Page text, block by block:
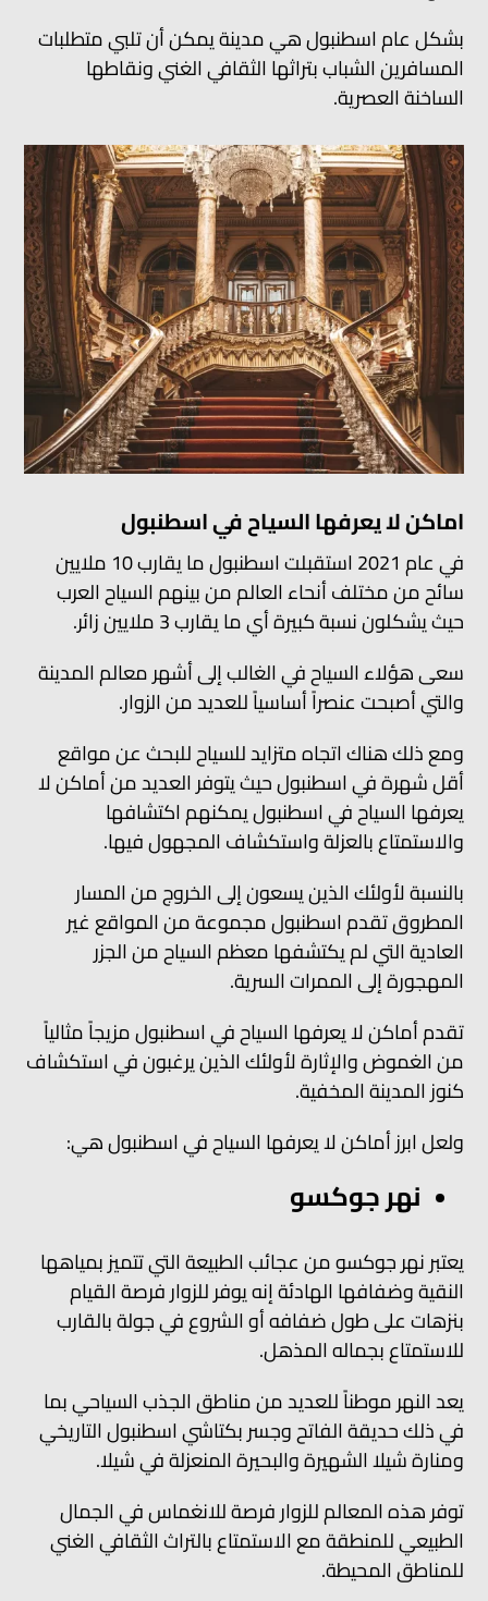
بشكل عام اسطنبول هي مدينة يمكن أن تلبي متطلبات
المسافرين الشباب بتراثها الثقافي الغني ونقاطها
الساخنة العصرية.
اماكن لا يعرفها السياح في اسطنبول
في عام 2021 استقبلت اسطنبول ما يقارب 10 ملايين
سائح من مختلف أنحاء العالم من بينهم السياح العرب
حيث يشكلون نسبة كبيرة أي ما يقارب 3 ملايين زائر.
سعى هؤلاء السياح في الغالب إلى أشهر معالم المدينة
والتي أصبحت عنصراً أساسياً للعديد من الزوار.
ومع ذلك هناك اتجاه متزايد للسياح للبحث عن مواقع
أقل شهرة في اسطنبول حيث يتوفر العديد من أماكن لا
يعرفها السياح في اسطنبول يمكنهم اكتشافها
والاستمتاع بالعزلة واستكشاف المجهول فيها.
بالنسبة لأولئك الذين يسعون إلى الخروج من المسار
المطروق تقدم اسطنبول مجموعة من المواقع غير
العادية التي لم يكتشفها معظم السياح من الجزر
المهجورة إلى الممرات السرية.
تقدم أماكن لا يعرفها السياح في اسطنبول مزيجاً مثالياً
من الغموض والإثارة لأولئك الذين يرغبون في استكشاف
كنوز المدينة المخفية.
ولعل ابرز أماكن لا يعرفها السياح في اسطنبول هي:
نهر جوكسو
يعتبر نهر جوكسو من عجائب الطبيعة التي تتميز بمياهها
النقية وضفافها الهادئة إنه يوفر للزوار فرصة القيام
بنزهات على طول ضفافه أو الشروع في جولة بالقارب
للاستمتاع بجماله المذهل.
يعد النهر موطناً للعديد من مناطق الجذب السياحي بما
في ذلك حديقة الفاتح وجسر بكتاشي اسطنبول التاريخي
ومنارة شيلا الشهيرة والبحيرة المنعزلة في شيلا.
توفر هذه المعالم للزوار فرصة للانغماس في الجمال
الطبيعي للمنطقة مع الاستمتاع بالتراث الثقافي الغني
للمناطق المحيطة.